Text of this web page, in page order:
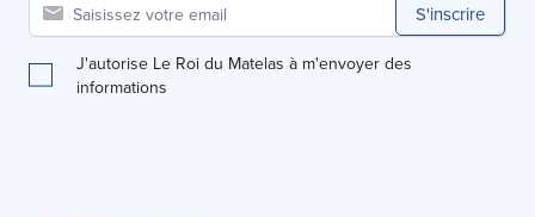
S'inscrire
J'autorise Le Roi du Matelas à m'envoyer des
informations